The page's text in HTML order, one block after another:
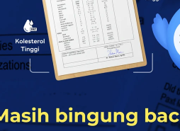
setelah pembayaran
24 jam sebelum
dan kebijakan
di
tanpa pemberitahuan